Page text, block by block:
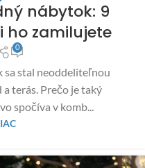
nábytok: 9
ho zamilujete
0
sa stal neoddeliteľnou
terás. Prečo je taký
spočíva v komb...